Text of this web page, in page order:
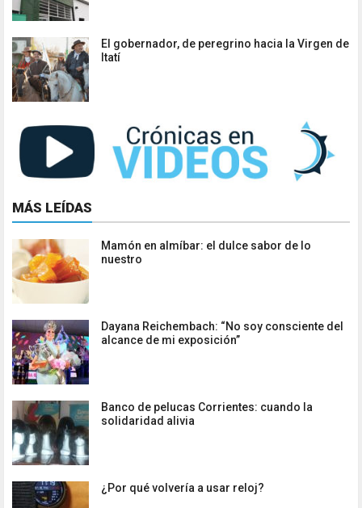
El gobernador, de peregrino hacia la Virgen de
Itatí
MÁS LEÍDAS
Mamón en almíbar: el dulce sabor de lo
nuestro
Dayana Reichembach: “No soy consciente del
alcance de mi exposición”
Banco de pelucas Corrientes: cuando la
solidaridad alivia
¿Por qué volvería a usar reloj?